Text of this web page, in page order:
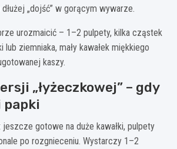
„dojść” w gorącym wywarze.
urozmaicić – 1–2 pulpety, kilka cząstek
ziemniaka, mały kawałek miękkiego
kaszy.
„łyżeczkowej” – gdy
papki
gotowe na duże kawałki, pulpety
po rozgnieceniu. Wystarczy 1–2